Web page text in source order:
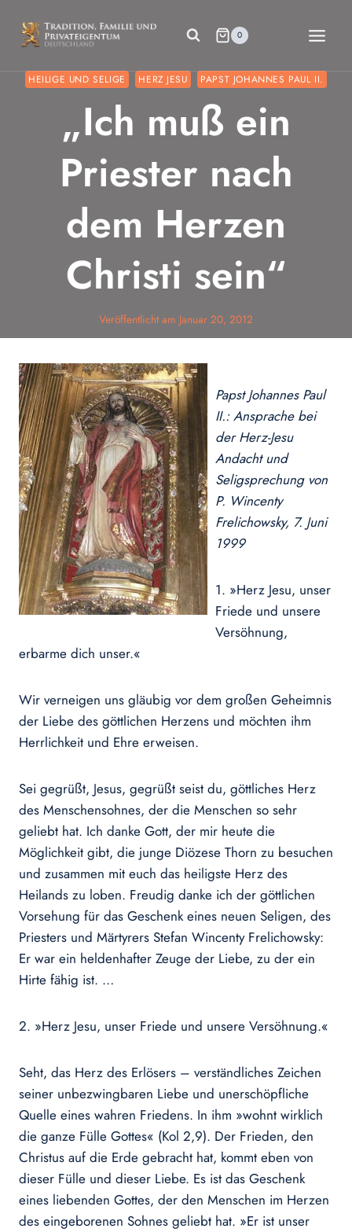
Inhalt
springen
0
HEILIGE UND SELIGE HERZ JESU PAPST JOHANNES PAUL II.
„Ich muß ein
Priester nach
dem Herzen
Christi sein“
Veröffentlicht am Januar 20, 2012
Papst Johannes Paul
II.: Ansprache bei
der Herz-Jesu
Andacht und
Seligsprechung von
P. Wincenty
Frelichowsky, 7. Juni
1999
1. »Herz Jesu, unser
Friede und unsere
Versöhnung,
erbarme dich unser.«
Wir verneigen uns gläubig vor dem großen Geheimnis
der Liebe des göttlichen Herzens und möchten ihm
Herrlichkeit und Ehre erweisen.
Sei gegrüßt, Jesus, gegrüßt seist du, göttliches Herz
des Menschensohnes, der die Menschen so sehr
geliebt hat. Ich danke Gott, der mir heute die
Möglichkeit gibt, die junge Diözese Thorn zu besuchen
und zusammen mit euch das heiligste Herz des
Heilands zu loben. Freudig danke ich der göttlichen
Vorsehung für das Geschenk eines neuen Seligen, des
Priesters und Märtyrers Stefan Wincenty Frelichowsky:
Er war ein heldenhafter Zeuge der Liebe, zu der ein
Hirte fähig ist. …
2. »Herz Jesu, unser Friede und unsere Versöhnung.«
Seht, das Herz des Erlösers – verständliches Zeichen
seiner unbezwingbaren Liebe und unerschöpfliche
Quelle eines wahren Friedens. In ihm »wohnt wirklich
die ganze Fülle Gottes« (Kol 2,9). Der Frieden, den
Christus auf die Erde gebracht hat, kommt eben von
dieser Fülle und dieser Liebe. Es ist das Geschenk
eines liebenden Gottes, der den Menschen im Herzen
des eingeborenen Sohnes geliebt hat. »Er ist unser